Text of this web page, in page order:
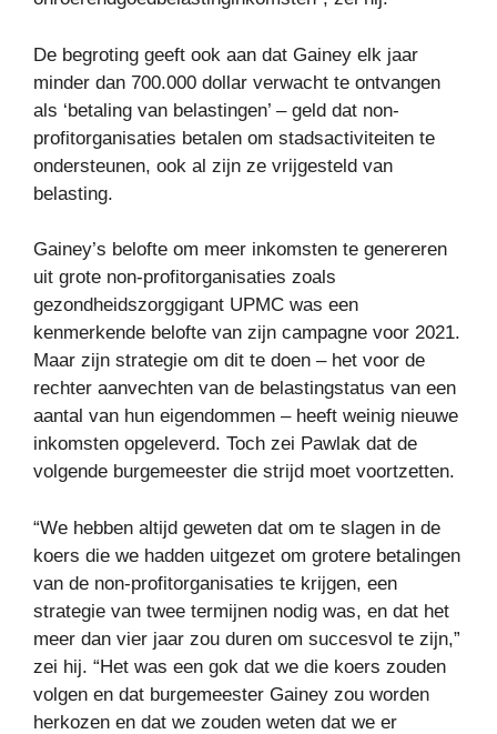
De begroting geeft ook aan dat Gainey elk jaar
minder dan 700.000 dollar verwacht te ontvangen
als ‘betaling van belastingen’ – geld dat non-
profitorganisaties betalen om stadsactiviteiten te
ondersteunen, ook al zijn ze vrijgesteld van
belasting.
Gainey’s belofte om meer inkomsten te genereren
uit grote non-profitorganisaties zoals
gezondheidszorggigant UPMC was een
kenmerkende belofte van zijn campagne voor 2021.
Maar zijn strategie om dit te doen – het voor de
rechter aanvechten van de belastingstatus van een
aantal van hun eigendommen – heeft weinig nieuwe
inkomsten opgeleverd. Toch zei Pawlak dat de
volgende burgemeester die strijd moet voortzetten.
“We hebben altijd geweten dat om te slagen in de
koers die we hadden uitgezet om grotere betalingen
van de non-profitorganisaties te krijgen, een
strategie van twee termijnen nodig was, en dat het
meer dan vier jaar zou duren om succesvol te zijn,”
zei hij. “Het was een gok dat we die koers zouden
volgen en dat burgemeester Gainey zou worden
herkozen en dat we zouden weten dat we er